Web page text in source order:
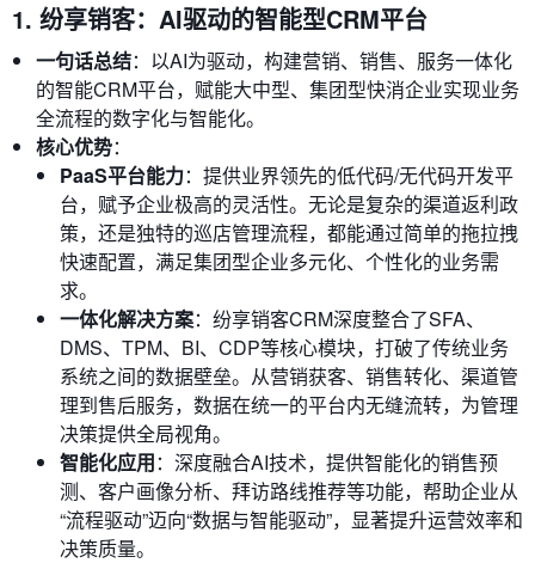
1. 纷享销客：AI驱动的智能型CRM平台
一句话总结：以AI为驱动，构建营销、销售、服务一体化
的智能CRM平台，赋能大中型、集团型快消企业实现业务
全流程的数字化与智能化。
核心优势：
PaaS平台能力：提供业界领先的低代码/无代码开发平
台，赋予企业极高的灵活性。无论是复杂的渠道返利政
策，还是独特的巡店管理流程，都能通过简单的拖拉拽
快速配置，满足集团型企业多元化、个性化的业务需
求。
一体化解决方案：纷享销客CRM深度整合了SFA、
DMS、TPM、BI、CDP等核心模块，打破了传统业务
系统之间的数据壁垒。从营销获客、销售转化、渠道管
理到售后服务，数据在统一的平台内无缝流转，为管理
决策提供全局视角。
智能化应用：深度融合AI技术，提供智能化的销售预
测、客户画像分析、拜访路线推荐等功能，帮助企业从
“流程驱动”迈向“数据与智能驱动”，显著提升运营效率和
决策质量。